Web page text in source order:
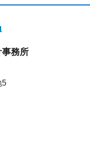
務所
5